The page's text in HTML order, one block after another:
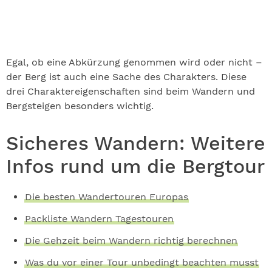
Egal, ob eine Abkürzung genommen wird oder nicht –
der Berg ist auch eine Sache des Charakters. Diese
drei Charaktereigenschaften sind beim Wandern und
Bergsteigen besonders wichtig.
Sicheres Wandern: Weitere
Infos rund um die Bergtour
Die besten Wandertouren Europas
Packliste Wandern Tagestouren
Die Gehzeit beim Wandern richtig berechnen
Was du vor einer Tour unbedingt beachten musst